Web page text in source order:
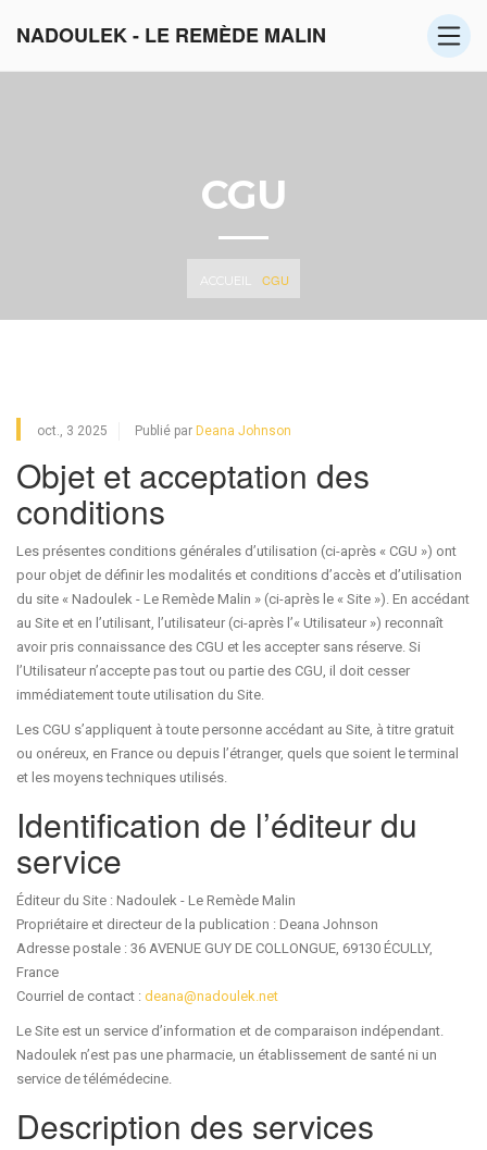
NADOULEK - LE REMÈDE MALIN
CGU
ACCUEIL CGU
oct., 3 2025 Publié par Deana Johnson
Objet et acceptation des
conditions
Les présentes conditions générales d’utilisation (ci-après « CGU ») ont
pour objet de définir les modalités et conditions d’accès et d’utilisation
du site « Nadoulek - Le Remède Malin » (ci-après le « Site »). En accédant
au Site et en l’utilisant, l’utilisateur (ci-après l’« Utilisateur ») reconnaît
avoir pris connaissance des CGU et les accepter sans réserve. Si
l’Utilisateur n’accepte pas tout ou partie des CGU, il doit cesser
immédiatement toute utilisation du Site.
Les CGU s’appliquent à toute personne accédant au Site, à titre gratuit
ou onéreux, en France ou depuis l’étranger, quels que soient le terminal
et les moyens techniques utilisés.
Identification de l’éditeur du
service
Éditeur du Site : Nadoulek - Le Remède Malin
Propriétaire et directeur de la publication : Deana Johnson
Adresse postale : 36 AVENUE GUY DE COLLONGUE, 69130 ÉCULLY,
France
Courriel de contact : deana@nadoulek.net
Le Site est un service d’information et de comparaison indépendant.
Nadoulek n’est pas une pharmacie, un établissement de santé ni un
service de télémédecine.
Description des services